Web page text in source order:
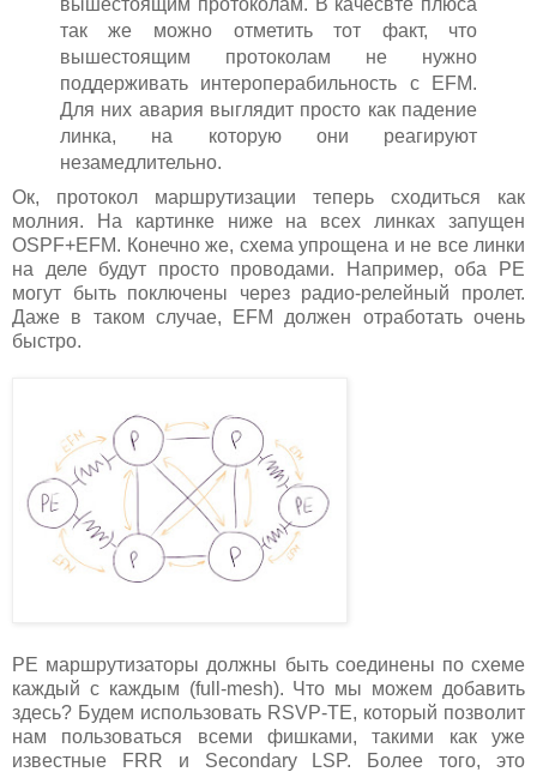
вышестоящим протоколам. В качесвте плюса
так же можно отметить тот факт, что
вышестоящим протоколам не нужно
поддерживать интероперабильность с EFM.
Для них авария выглядит просто как падение
линка, на которую они реагируют
незамедлительно.
Ок, протокол маршрутизации теперь сходиться как
молния. На картинке ниже на всех линках запущен
OSPF+EFM. Конечно же, схема упрощена и не все линки
на деле будут просто проводами. Например, оба PE
могут быть поключены через радио-релейный пролет.
Даже в таком случае, EFM должен отработать очень
быстро.
PE маршрутизаторы должны быть соединены по схеме
каждый с каждым (full-mesh). Что мы можем добавить
здесь? Будем использовать RSVP-TE, который позволит
нам пользоваться всеми фишками, такими как уже
известные FRR и Secondary LSP. Более того, это